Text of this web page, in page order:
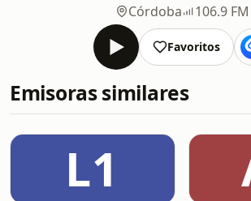
Córdoba
106.9 FM
Favoritos
Emisoras similares
L1